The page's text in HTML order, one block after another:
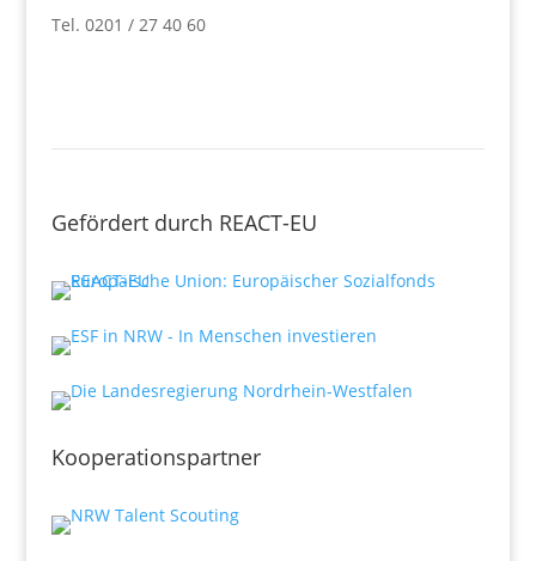
Tel. 0201 / 27 40 60
Gefördert durch REACT-EU
Kooperationspartner